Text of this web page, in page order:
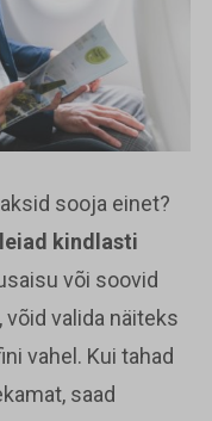
sooja einet?
kindlasti
või soovid
valida näiteks
vahel. Kui tahad
saad